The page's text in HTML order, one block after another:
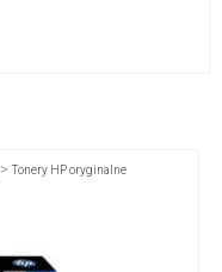
>Tonery HP oryginalne